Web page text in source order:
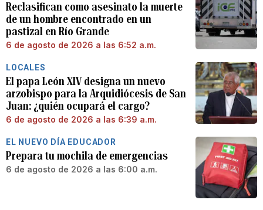
Reclasifican como asesinato la muerte
de un hombre encontrado en un
pastizal en Río Grande
6 de agosto de 2026 a las 6:52 a.m.
LOCALES
El papa León XIV designa un nuevo
arzobispo para la Arquidiócesis de San
Juan: ¿quién ocupará el cargo?
6 de agosto de 2026 a las 6:39 a.m.
EL NUEVO DÍA EDUCADOR
Prepara tu mochila de emergencias
6 de agosto de 2026 a las 6:00 a.m.